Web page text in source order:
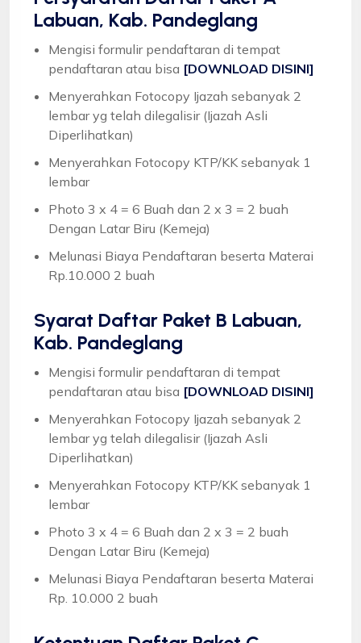
Labuan, Kab. Pandeglang
Mengisi formulir pendaftaran di tempat
pendaftaran atau bisa [DOWNLOAD DISINI]
Menyerahkan Fotocopy Ijazah sebanyak 2
lembar yg telah dilegalisir (Ijazah Asli
Diperlihatkan)
Menyerahkan Fotocopy KTP/KK sebanyak 1
lembar
Photo 3 x 4 = 6 Buah dan 2 x 3 = 2 buah
Dengan Latar Biru (Kemeja)
Melunasi Biaya Pendaftaran beserta Materai
Rp.10.000 2 buah
Syarat Daftar Paket B Labuan,
Kab. Pandeglang
Mengisi formulir pendaftaran di tempat
pendaftaran atau bisa [DOWNLOAD DISINI]
Menyerahkan Fotocopy Ijazah sebanyak 2
lembar yg telah dilegalisir (Ijazah Asli
Diperlihatkan)
Menyerahkan Fotocopy KTP/KK sebanyak 1
lembar
Photo 3 x 4 = 6 Buah dan 2 x 3 = 2 buah
Dengan Latar Biru (Kemeja)
Melunasi Biaya Pendaftaran beserta Materai
Rp. 10.000 2 buah